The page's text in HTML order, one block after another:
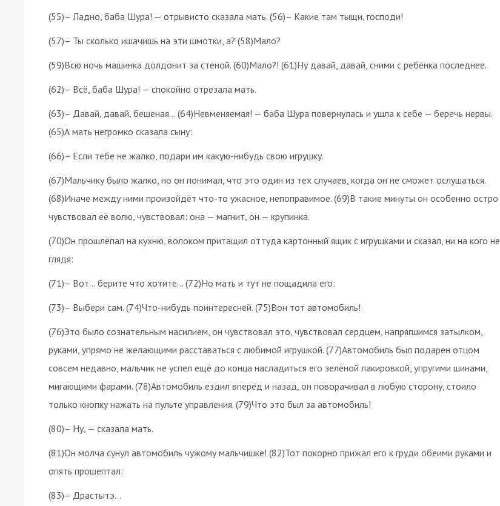
(55)– Ладно, баба Шура! — отрывисто сказала мать. (56)– Какие там тыщи, господи!
(57)– Ты сколько ишачишь на эти шмотки, а? (58)Мало?
(59)Всю ночь машинка долдонит за стеной. (60)Мало?! (61)Ну давай, давай, сними с ребёнка последнее.
(62)– Всё, баба Шура! — спокойно отрезала мать.
(63)– Давай, давай, бешеная… (64)Невменяемая! — баба Шура повернулась и ушла к себе — беречь нервы.
(65)А мать негромко сказала сыну:
(66)– Если тебе не жалко, подари им какую-нибудь свою игрушку.
(67)Мальчику было жалко, но он понимал, что это один из тех случаев, когда он не сможет ослушаться.
(68)Иначе между ними произойдёт что-то ужасное, непоправимое. (69)В такие минуты он особенно остро
чувствовал её волю, чувствовал: она — магнит, он — крупинка.
(70)Он прошлёпал на кухню, волоком притащил оттуда картонный ящик с игрушками и сказал, ни на кого не
глядя:
(71)– Вот… берите что хотите… (72)Но мать и тут не пощадила его:
(73)– Выбери сам. (74)Что-нибудь поинтересней. (75)Вон тот автомобиль!
(76)Это было сознательным насилием, он чувствовал это, чувствовал сердцем, напрягшимся затылком,
руками, упрямо не желающими расставаться с любимой игрушкой. (77)Автомобиль был подарен отцом
совсем недавно, мальчик не успел ещё до конца насладиться его зелёной лакировкой, упругими шинами,
мигающими фарами. (78)Автомобиль ездил вперёд и назад, он поворачивал в любую сторону, стоило
только кнопку нажать на пульте управления. (79)Что это был за автомобиль!
(80)– Ну, — сказала мать.
(81)Он молча сунул автомобиль чужому мальчишке! (82)Тот покорно прижал его к груди обеими руками и
опять прошептал:
(83)– Драстытэ…